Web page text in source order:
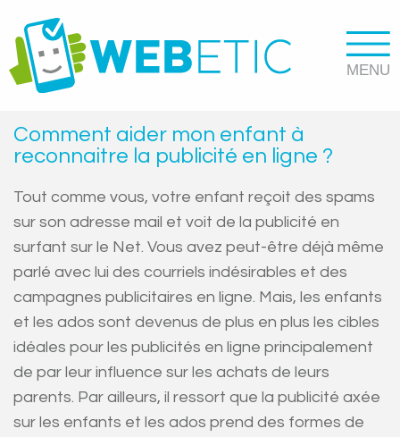
Comment aider mon enfant à
reconnaitre la publicité en ligne ?
Tout comme vous, votre enfant reçoit des spams
sur son adresse mail et voit de la publicité en
surfant sur le Net. Vous avez peut-être déjà même
parlé avec lui des courriels indésirables et des
campagnes publicitaires en ligne. Mais, les enfants
et les ados sont devenus de plus en plus les cibles
idéales pour les publicités en ligne principalement
de par leur influence sur les achats de leurs
parents. Par ailleurs, il ressort que la publicité axée
sur les enfants et les ados prend des formes de